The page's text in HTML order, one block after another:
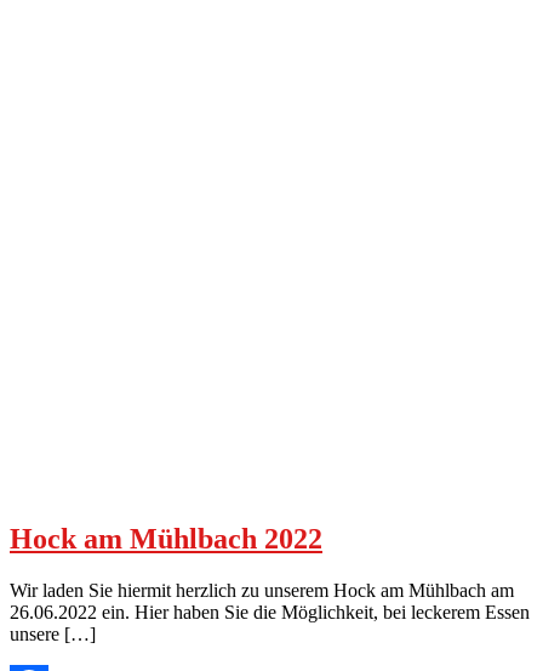
Hock am Mühlbach 2022
Wir laden Sie hiermit herzlich zu unserem Hock am Mühlbach am
26.06.2022 ein. Hier haben Sie die Möglichkeit, bei leckerem Essen
unsere […]